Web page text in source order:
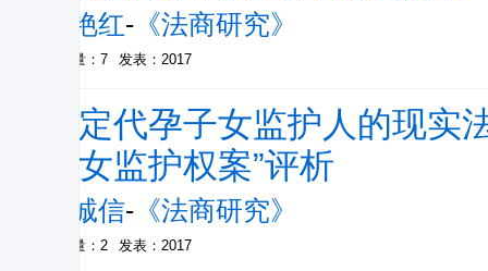
刘艳红- 《法商研究》
被引量：7 发表：2017
确定代孕子女监护人的现
子女监护权案”评析
彭诚信- 《法商研究》
被引量：2 发表：2017